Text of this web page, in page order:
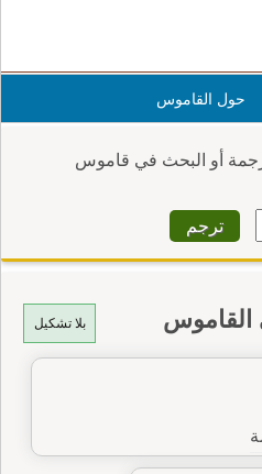
حول القاموس
أو البحث في قاموس
بلا تشكيل القاموس